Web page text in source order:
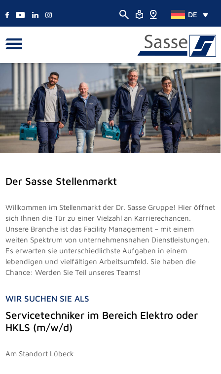
DE
Der Sasse Stellenmarkt
Willkommen im Stellenmarkt der Dr. Sasse Gruppe! Hier öffnet
sich Ihnen die Tür zu einer Vielzahl an Karrierechancen.
Unsere Branche ist das Facility Management – mit einem
weiten Spektrum von unternehmensnahen Dienstleistungen.
Es erwarten sie unterschiedlichste Aufgaben in einem
lebendigen und vielfältigen Arbeitsumfeld. Sie haben die
Chance: Werden Sie Teil unseres Teams!
WIR SUCHEN SIE ALS
Servicetechniker im Bereich Elektro oder
HKLS (m/w/d)
Am Standort Lübeck